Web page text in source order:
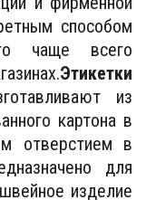
способом
чаще всего
Этикетки
из
картона в
отверстием в
для
изделие